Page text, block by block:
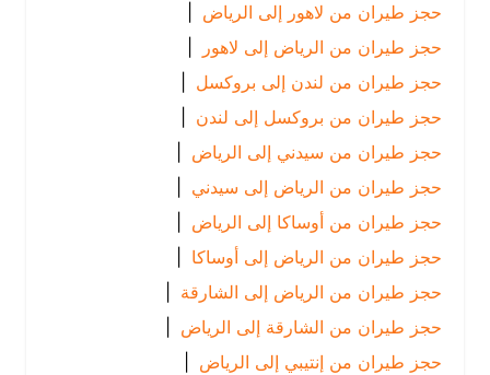
حجز طيران من لاهور إلى الرياض
|
حجز طيران من الرياض إلى لاهور |
حجز طيران من لندن إلى بروكسل |
حجز طيران من بروكسل إلى لندن
|
حجز طيران من سيدني إلى الرياض
|
حجز طيران من الرياض إلى سيدني |
حجز طيران من أوساكا إلى الرياض
|
حجز طيران من الرياض إلى أوساكا |
حجز طيران من الرياض إلى الشارقة |
حجز طيران من الشارقة إلى الرياض
|
حجز طيران من إنتيبي إلى الرياض
|